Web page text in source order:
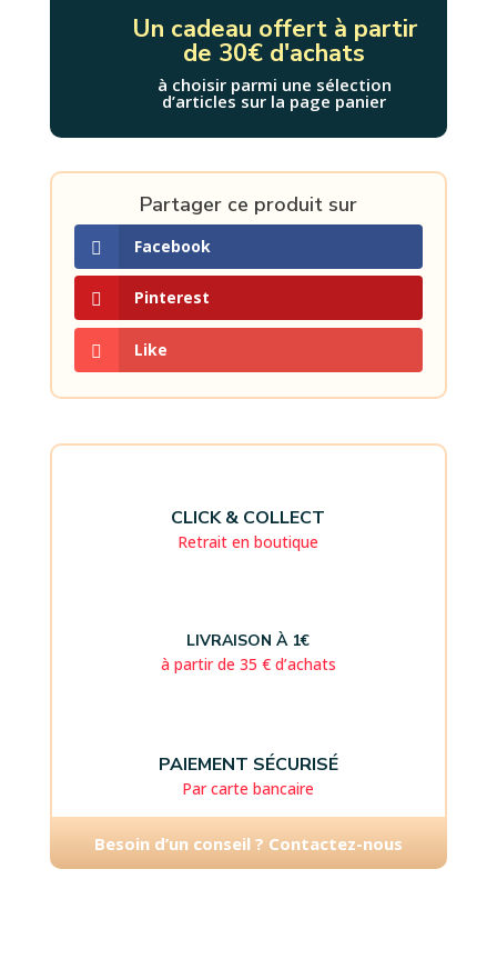
Un cadeau offert à partir
de 30€ d'achats
à choisir parmi une sélection
d’articles sur la page panier
Partager ce produit sur
Facebook
Pinterest
Like
CLICK & COLLECT
Retrait en boutique
LIVRAISON À 1€
à partir de 35 € d’achats
PAIEMENT SÉCURISÉ
Par carte bancaire
Besoin d’un conseil ? Contactez-nous